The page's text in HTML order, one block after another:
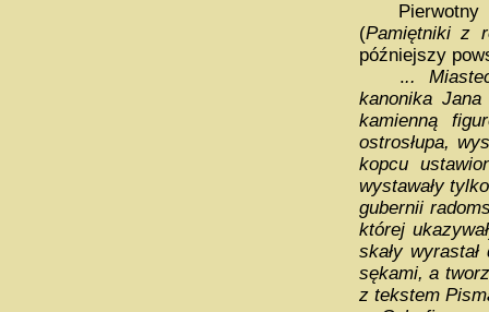
Pierwotny
(Pamiętniki z
późniejszy
...
kanonika
kamienną
ostrosłupa,
kopcu
wystawały
gubernii
której
skały
sękami, a
z tekstem